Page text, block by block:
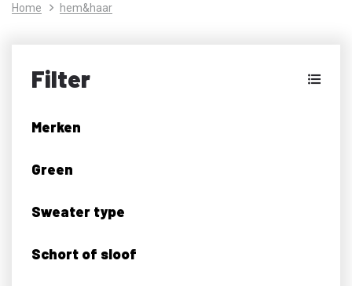
Home hem&haar
Filter
Merken
Green
Sweater type
Schort of sloof